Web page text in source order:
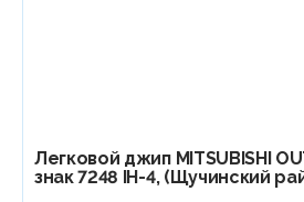
Легковой джип МITSUBISHI
знак 7248 IH-4, (Щучинский